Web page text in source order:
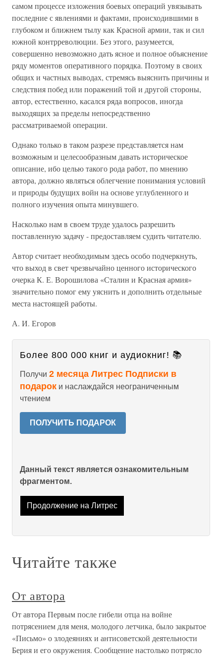
самом процессе изложения боевых операций увязывать
последние с явлениями и фактами, происходившими в
глубоком и ближнем тылу как Красной армии, так и сил
южной контрреволюции. Без этого, разумеется,
совершенно невозможно дать ясное и полное объяснение
ряду моментов оперативного порядка. Поэтому в своих
общих и частных выводах, стремясь выяснить причины и
следствия побед или поражений той и другой стороны,
автор, естественно, касался ряда вопросов, иногда
выходящих за пределы непосредственно
рассматриваемой операции.
Однако только в таком разрезе представляется нам
возможным и целесообразным давать историческое
описание, ибо целью такого рода работ, по мнению
автора, должно являться облегчение понимания условий
и природы будущих войн на основе углубленного и
полного изучения опыта минувшего.
Насколько нам в своем труде удалось разрешить
поставленную задачу - предоставляем судить читателю.
Автор считает необходимым здесь особо подчеркнуть,
что выход в свет чрезвычайно ценного исторического
очерка К. Е. Ворошилова «Сталин и Красная армия»
значительно помог ему уяснить и дополнить отдельные
места настоящей работы.
А. И. Егоров
Более 800 000 книг и аудиокниг! 📚
Получи 2 месяца Литрес Подписки в
подарок и наслаждайся неограниченным
чтением
ПОЛУЧИТЬ ПОДАРОК
Данный текст является ознакомительным
фрагментом.
Продолжение на Литрес
Читайте также
От автора
От автора Первым после гибели отца на войне
потрясением для меня, молодого летчика, было закрытое
«Письмо» о злодеяниях и антисоветской деятельности
Берия и его окружения. Сообщение настолько потрясло